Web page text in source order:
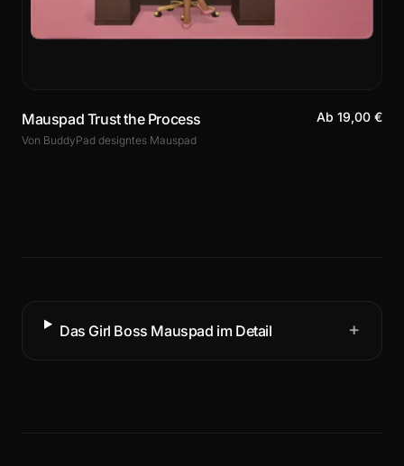
Mauspad Trust the Process
Von BuddyPad designtes Mauspad
Ab 19,00 €
Das Girl Boss Mauspad im Detail +